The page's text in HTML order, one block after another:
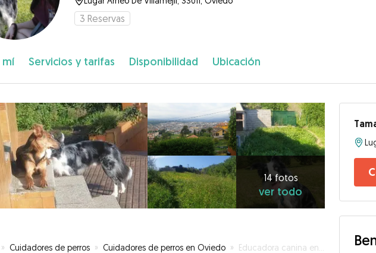
3 Reservas
mí Servicios y tarifas Disponibilidad Ubicación
14 fotos
ver todo
» Cuidadores de perros » Cuidadores de perros en Oviedo » Educadora canina en familia